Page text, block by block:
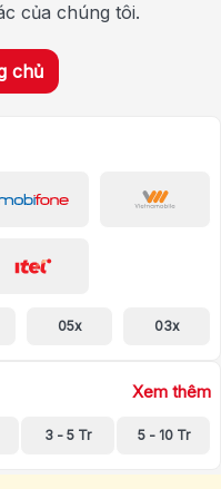
của chúng tôi.
chủ
05x 03x
Xem thêm
3 - 5 Tr 5 - 10 Tr